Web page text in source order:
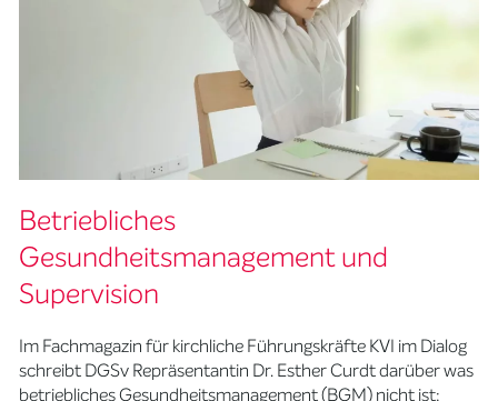
Betriebliches
Gesundheitsmanagement und
Supervision
Im Fachmagazin für kirchliche Führungskräfte KVI im Dialog
schreibt DGSv Repräsentantin Dr. Esther Curdt darüber was
betriebliches Gesundheitsmanagement (BGM) nicht ist: